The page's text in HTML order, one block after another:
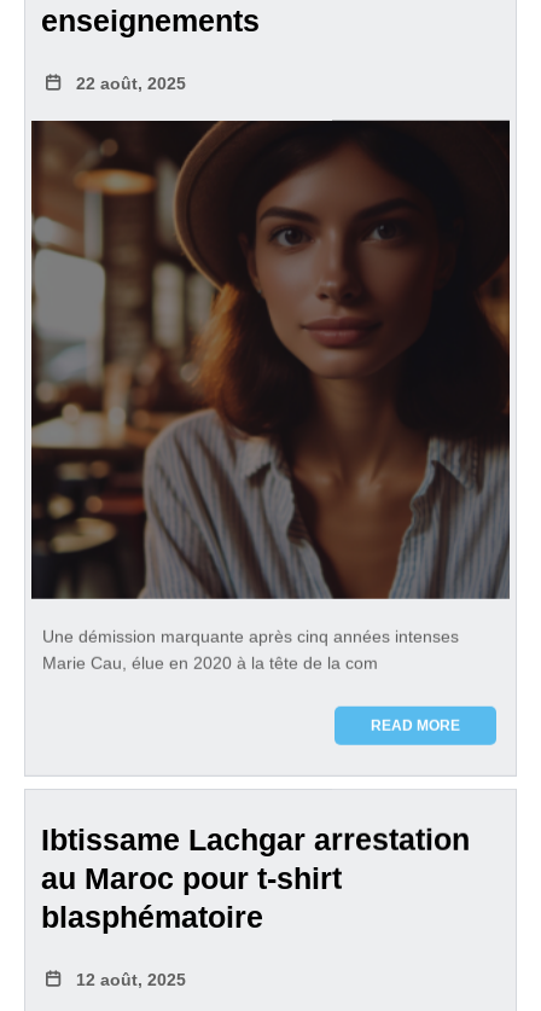
enseignements
22 août, 2025
Une démission marquante après cinq années intenses
Marie Cau, élue en 2020 à la tête de la com
READ MORE
Ibtissame Lachgar arrestation
au Maroc pour t-shirt
blasphématoire
12 août, 2025